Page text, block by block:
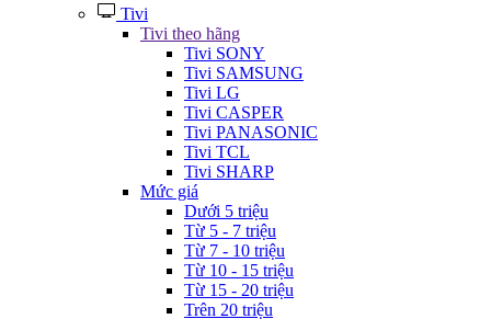
Tivi
Tivi theo hãng
Tivi SONY
Tivi SAMSUNG
Tivi LG
Tivi CASPER
Tivi PANASONIC
Tivi TCL
Tivi SHARP
Mức giá
Dưới 5 triệu
Từ 5 - 7 triệu
Từ 7 - 10 triệu
Từ 10 - 15 triệu
Từ 15 - 20 triệu
Trên 20 triệu